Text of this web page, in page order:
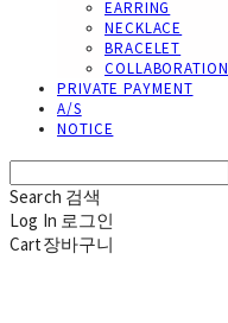
EARRING
NECKLACE
BRACELET
COLLABORATION
PRIVATE PAYMENT
A/S
NOTICE
Search 검색
Log In 로그인
Cart장바구니